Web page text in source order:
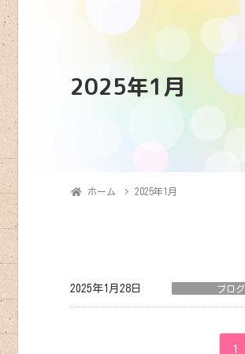
2025年1月
ホーム 2025年1月
2025年1月28日 ブログ
ペ
1